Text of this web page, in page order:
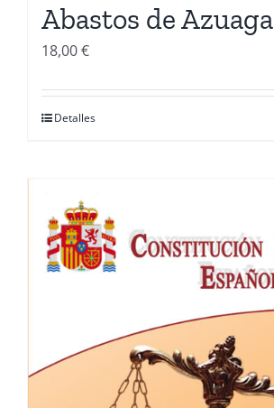
Abastos de Azuaga
18,00€
Detalles